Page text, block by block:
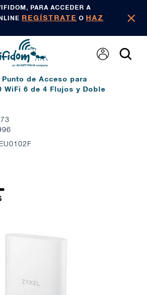
PARA ACCEDER A
REGÍSTRATE O HAZ
Punto de Acceso para
WiFi 6 de 4 Flujos y Doble